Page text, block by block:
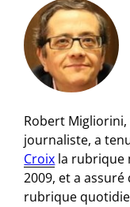
Robert
journaliste, a
Croix la rubrique
2009, et a
rubrique